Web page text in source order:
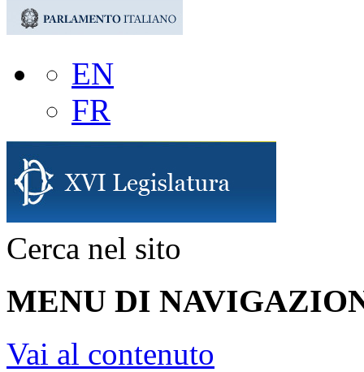
EN
FR
Cerca nel sito
MENU DI
Vai al contenuto